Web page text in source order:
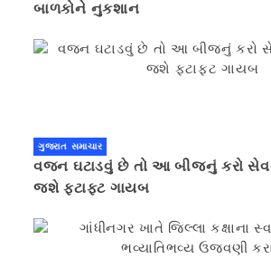
બાળકોને નુકશાન
ગુજરાત સમાચાર
વજન ઘટાડવું છે તો આ બીજનું કરો
જશે ફટાફટ ગાયબ